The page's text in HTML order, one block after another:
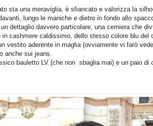
sta una meraviglia, è sfiancato e valorizza la
lungo le maniche e dietro in fondo allo
dettaglio davvero particolare, una cerniera che
in cashmere caldissimo, dello stesso colore blu
vestito aderente in maglia (ovviamente vi farò
anche sui jeans.
bauletto LV (che non sbaglia mai) e un paio